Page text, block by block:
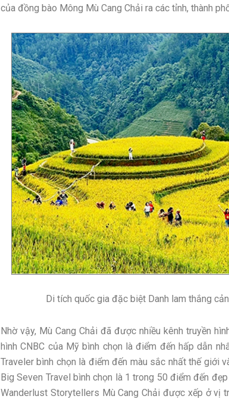
của đồng bào Mông Mù Cang Chải ra các tỉnh, thành
Di tích quốc gia đặc biệt Danh lam thắng
Nhờ vậy, Mù Cang Chải đã được nhiều kênh truyền
hình CNBC của Mỹ bình chọn là điểm đến hấp dẫn
Traveler bình chọn là điểm đến màu sắc nhất thế giới
Big Seven Travel bình chọn là 1 trong 50 điểm đến
Wanderlust Storytellers Mù Cang Chải được xếp ở vị